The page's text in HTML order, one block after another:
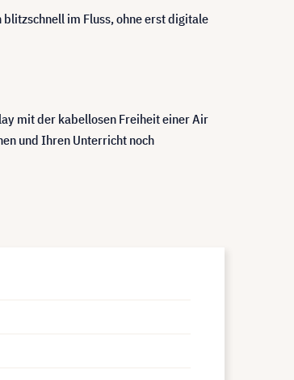
im Fluss, ohne erst digitale
mit der kabellosen Freiheit einer Air
und Ihren Unterricht noch